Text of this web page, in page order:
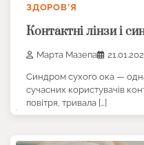
ЗДОРОВ’Я
Контактні лінзи і
Марта Мазепа
Синдром сухого ока —
сучасних користувачів
повітря, тривала […]